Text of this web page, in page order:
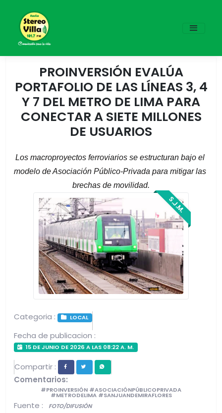
PROINVERSIÓN EVALÚA
PORTAFOLIO DE LAS LÍNEAS 3, 4
Y 7 DEL METRO DE LIMA PARA
CONECTAR A SIETE MILLONES
DE USUARIOS
Los macroproyectos ferroviarios se estructuran bajo el
modelo de Asociación Público-Privada para mitigar las
brechas de movilidad.
S.J.M.
Categoria : LOCAL
Fecha de publicacion :
15 DE JUNIO DE 2026 A LAS 08:22 A. M.
Compartir :
Comentarios:
#PROINVERSIÓN #ASOCIACIÓNPÚBLICOPRIVADA
#METRODELIMA #SANJUANDEMIRAFLORES
Fuente : FOTO/DIFUSIÓN